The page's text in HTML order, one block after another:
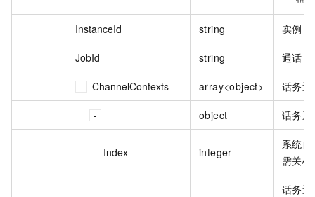
InstanceId string 实例
JobId string 通话
ChannelContexts array<object> 话务
object 话务通
Index integer
系统
需关心
话务